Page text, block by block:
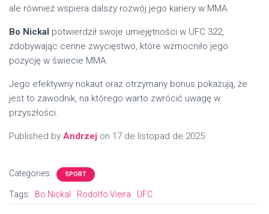
ale również wspiera dalszy rozwój jego kariery w MMA.
Bo Nickal potwierdził swoje umiejętności w UFC 322,
zdobywając cenne zwycięstwo, które wzmocniło jego
pozycję w świecie MMA.
Jego efektywny nokaut oraz otrzymany bonus pokazują, że
jest to zawodnik, na którego warto zwrócić uwagę w
przyszłości.
Published by Andrzej on 17 de listopad de 2025
Categories: SPORT
Tags: Bo Nickal Rodolfo Vieira UFC